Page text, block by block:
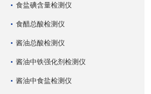
食盐碘含量检测仪
食醋总酸检测仪
酱油总酸检测仪
酱油中铁强化剂检测仪
酱油中食盐检测仪